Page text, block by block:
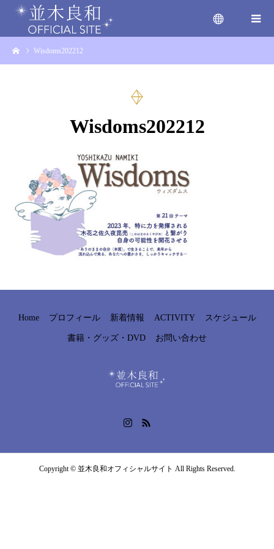
Wisdoms202212
Wisdoms202212
Home プロフィール 新着情報 ACTIVITY スケジュール
書籍・グッズ・DVD お問い合わせ
Copyright © 並木良和オフィシャルサイト All Rights Reserved.